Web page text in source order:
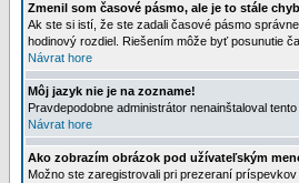
Zmenil som časové pásmo, ale je to stále
Ak ste si istí, že ste zadali časové pásmo
hodinový rozdiel. Riešením môže byť posunutie
Návrat hore
Môj jazyk nie je na zozname!
Pravdepodobne administrátor nenainštaloval
Návrat hore
Ako zobrazím obrázok pod užívateľským
Možno ste zaregistrovali pri prezeraní